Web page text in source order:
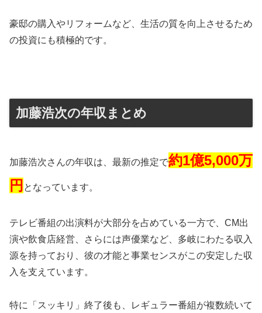
豪邸の購入やリフォームなど、生活の質を向上させるため
の投資にも積極的です。
加藤浩次の年収まとめ
加藤浩次さんの年収は、最新の推定で約1億5,000万
円 となっています。
テレビ番組の出演料が大部分を占めている一方で、CM出
演や飲食店経営、さらには声優業など、多岐にわたる収入
源を持っており、彼の才能と事業センスがこの安定した収
入を支えています。
特に「スッキリ」終了後も、レギュラー番組が複数続いて